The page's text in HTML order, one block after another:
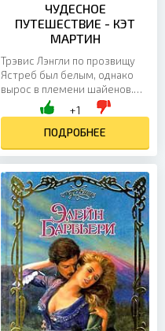
ЧУДЕСНОЕ
ПУТЕШЕСТВИЕ - КЭТ
МАРТИН
Трэвис Лэнгли по прозвищу
Ястреб был белым, однако
вырос в племени шайенов.
Суровому воину мало
пристала довольно
легкомысленная роль
телохранителя...
+1
ПОДРОБНЕЕ